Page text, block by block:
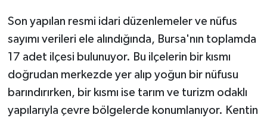
Son yapılan resmi idari düzenlemeler ve nüfus
sayımı verileri ele alındığında, Bursa'nın toplamda
17 adet ilçesi bulunuyor. Bu ilçelerin bir kısmı
doğrudan merkezde yer alıp yoğun bir nüfusu
barındırırken, bir kısmı ise tarım ve turizm odaklı
yapılarıyla çevre bölgelerde konumlanıyor. Kentin